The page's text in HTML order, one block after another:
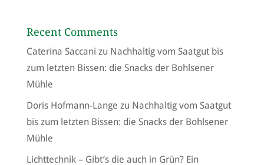
Recent Comments
Caterina Saccani zu Nachhaltig vom Saatgut bis
zum letzten Bissen: die Snacks der Bohlsener
Mühle
Doris Hofmann-Lange zu Nachhaltig vom Saatgut
bis zum letzten Bissen: die Snacks der Bohlsener
Mühle
Lichttechnik – Gibt’s die auch in Grün? Ein